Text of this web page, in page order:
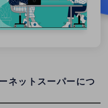
ネットスーパーにつ